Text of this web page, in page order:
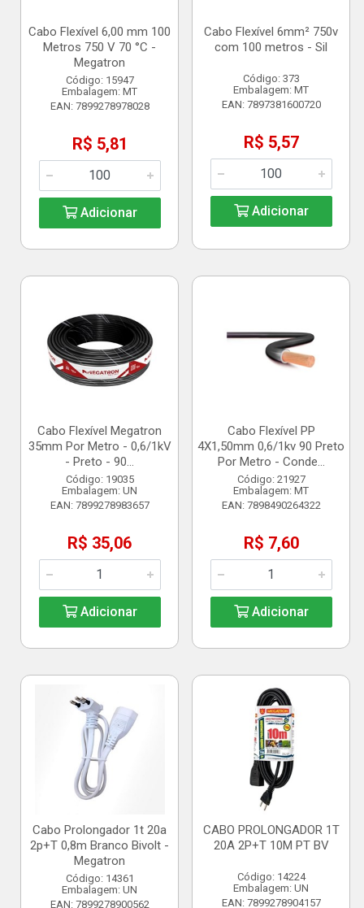
Cabo Flexível 6,00 mm 100
Metros 750 V 70 °C -
Megatron
Código: 15947
Embalagem: MT
EAN: 7899278978028
R$ 5,81
Adicionar
Cabo Flexível 6mm² 750v
com 100 metros - Sil
Código: 373
Embalagem: MT
EAN: 7897381600720
R$ 5,57
Adicionar
Cabo Flexível Megatron
35mm Por Metro - 0,6/1kV
- Preto - 90...
Código: 19035
Embalagem: UN
EAN: 7899278983657
R$ 35,06
Adicionar
Cabo Flexível PP
4X1,50mm 0,6/1kv 90 Preto
Por Metro - Conde...
Código: 21927
Embalagem: MT
EAN: 7898490264322
R$ 7,60
Adicionar
Cabo Prolongador 1t 20a
2p+T 0,8m Branco Bivolt -
Megatron
Código: 14361
Embalagem: UN
EAN: 7899278900562
CABO PROLONGADOR 1T
20A 2P+T 10M PT BV
Código: 14224
Embalagem: UN
EAN: 7899278904157